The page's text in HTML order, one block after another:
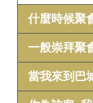
什麼時候聚
一般崇拜聚
當我來到巴